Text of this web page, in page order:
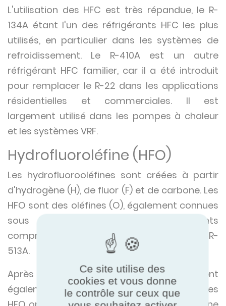
L'utilisation des HFC est très répandue, le R-
134A étant l'un des réfrigérants HFC les plus
utilisés, en particulier dans les systèmes de
refroidissement. Le R-410A est un autre
réfrigérant HFC familier, car il a été introduit
pour remplacer le R-22 dans les applications
résidentielles et commerciales. Il est
largement utilisé dans les pompes à chaleur
et les systèmes VRF.
Hydrofluoroléfine (HFO)
Les hydrofluorooléfines sont créées à partir
d'hydrogène (H), de fluor (F) et de carbone. Les
HFO sont des oléfines (O), également connues
sous le nom d'alcènes. Les réfrigérants
comprennent le R-1234ze, le R-1234yf et le R-
513A.
Après avoir découvert que les HFC étaient
également nocifs pour l'environnement, les
Ce site utilise des
cookies et vous donne
le contrôle sur ceux que